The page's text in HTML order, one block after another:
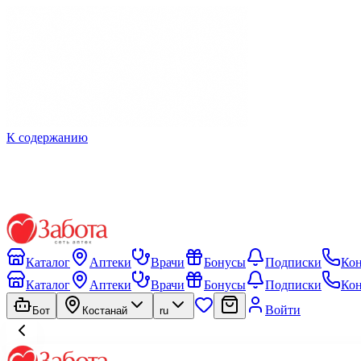
К содержанию
Каталог Аптеки Врачи Бонусы Подписки
Каталог
Аптеки Врачи Бонусы Подписки
Бот Костанай ru Войти